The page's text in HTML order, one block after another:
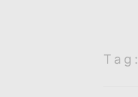
Tag: